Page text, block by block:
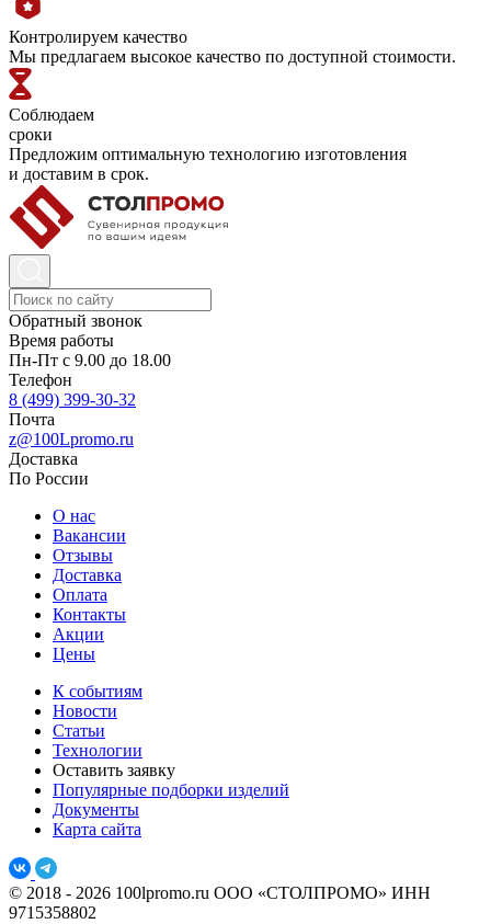
Контролируем качество
Мы предлагаем высокое качество по доступной стоимости.
Соблюдаем
сроки
Предложим оптимальную технологию изготовления
и доставим в срок.
Обратный звонок
Время работы
Пн-Пт с 9.00 до 18.00
Телефон
8 (499) 399-30-32
Почта
z@100Lpromo.ru
Доставка
По России
О нас
Вакансии
Отзывы
Доставка
Оплата
Контакты
Акции
Цены
К событиям
Новости
Статьи
Технологии
Оставить заявку
Популярные подборки изделий
Документы
Карта сайта
© 2018 - 2026 100lpromo.ru ООО «СТОЛПРОМО» ИНН
9715358802